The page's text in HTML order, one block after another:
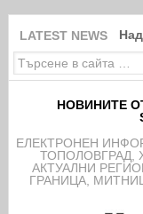
LATEST NEWS
НОВИНИТЕ
EЛЕКТРОНЕН
ТОПОЛОВГРАД,
АКТУАЛНИ
ГРАНИЦА,